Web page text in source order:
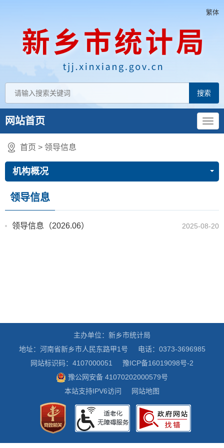
繁体
网站首页
首页 > 领导信息
机构概况
领导信息
领导信息（2026.06） 2025-08-20
主办单位：新乡市统计局
地址：河南省新乡市人民东路甲1号
电话：0373-3696985
网站标识码：4107000051
豫ICP备16019098号-2
豫公网安备 41070202000579号
本站支持IPV6访问
网站地图